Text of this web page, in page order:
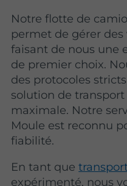
Notre flotte de
permet de gérer
faisant de nous une
de premier choix.
des protocoles
solution de
maximale. Notre
Moule est reconnu
fiabilité.
En tant que
expérimenté, nous